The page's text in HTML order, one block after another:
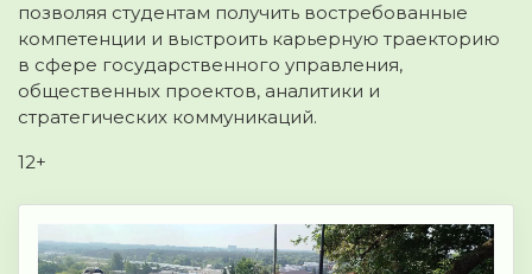
позволяя студентам получить востребованные
компетенции и выстроить карьерную траекторию
в сфере государственного управления,
общественных проектов, аналитики и
стратегических коммуникаций.
12+